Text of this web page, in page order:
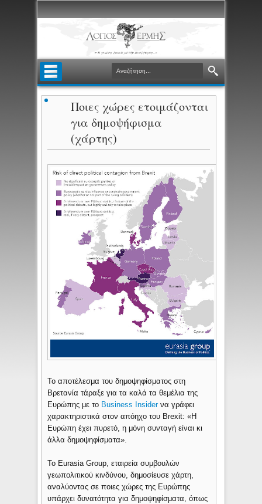
Ποιες χώρες ετοιμάζονται
για δημοψήφισμα
(χάρτης)
Το αποτέλεσμα του δημοψηφίσματος στη
Βρετανία τάραξε για τα καλά τα θεμέλια της
Ευρώπης με το Business Insiderνα γράφει
χαρακτηριστικά στον απόηχο του Brexit: «Η
Ευρώπη έχει πυρετό, η μόνη συνταγή είναι κι
άλλα δημοψηφίσματα».
Το Eurasia Group, εταιρεία συμβουλών
γεωπολιτικού κινδύνου, δημοσίευσε χάρτη,
αναλύοντας σε ποιες χώρες της Ευρώπης
υπάρχει δυνατότητα για δημοψηφίσματα, όπως